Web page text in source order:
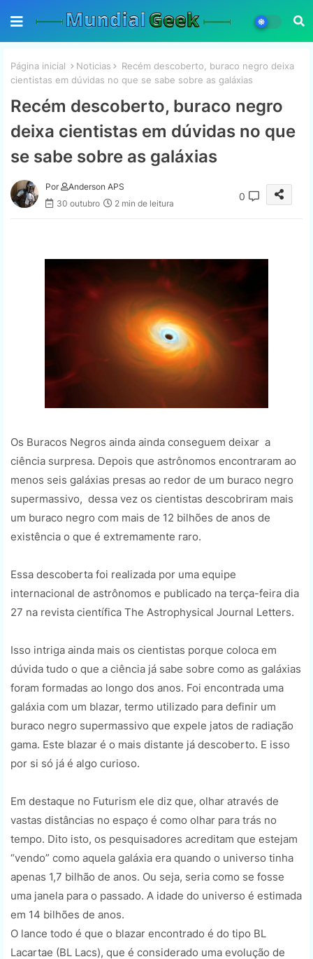
Página inicial Noticias
Recém descoberto, buraco negro deixa
cientistas em dúvidas no que se sabe sobre as galáxias
Recém descoberto, buraco negro
deixa cientistas em dúvidas no que
se sabe sobre as galáxias
Por
Anderson APS
30 outubro
2 min de leitura
0
Os Buracos Negros ainda ainda conseguem deixar a
ciência surpresa. Depois que astrônomos encontraram ao
menos seis galáxias presas ao redor de um buraco negro
supermassivo, dessa vez os cientistas descobriram mais
um buraco negro com mais de 12 bilhões de anos de
existência o que é extremamente raro.
Essa descoberta foi realizada por uma equipe
internacional de astrônomos e publicado na terça-feira dia
27 na revista científica The Astrophysical Journal Letters.
Isso intriga ainda mais os cientistas porque coloca em
dúvida tudo o que a ciência já sabe sobre como as galáxias
foram formadas ao longo dos anos. Foi encontrada uma
galáxia com um blazar, termo utilizado para definir um
buraco negro supermassivo que expele jatos de radiação
gama. Este blazar é o mais distante já descoberto. E isso
por si só já é algo curioso.
Em destaque no Futurism ele diz que, olhar através de
vastas distâncias no espaço é como olhar para trás no
tempo. Dito isto, os pesquisadores acreditam que estejam
“vendo” como aquela galáxia era quando o universo tinha
apenas 1,7 bilhão de anos. Ou seja, seria como se fosse
uma janela para o passado. A idade do universo é estimada
em 14 bilhões de anos.
O lance todo é que o blazar encontrado é do tipo BL
Lacartae (BL Lacs), que é considerado uma evolução de